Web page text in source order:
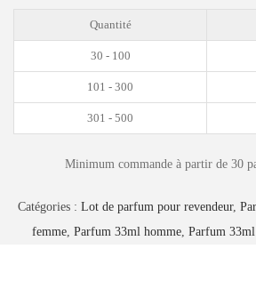
Quantité
30 - 100
101 - 300
301 - 500
Minimum commande à partir de 30
Catégories : Lot de parfum pour revendeur,
femme, Parfum 33ml homme, Parfum